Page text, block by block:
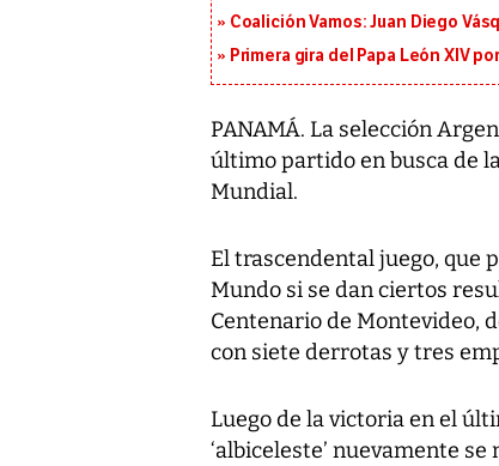
Coalición Vamos: Juan Diego
Primera gira del Papa León XIV
PANAMÁ. La selección
último partido en busca de
Mundial.
El trascendental juego, que
Mundo si se dan ciertos
Centenario de Montevideo,
con siete derrotas y tres
Luego de la victoria en el
‘albiceleste’ nuevamente